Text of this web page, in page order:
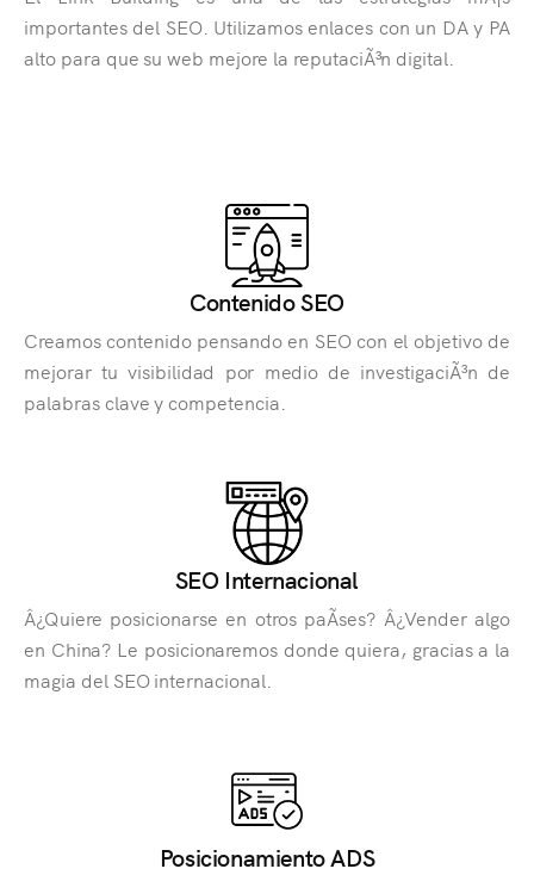
importantes del SEO. Utilizamos enlaces con un DA y PA
alto para que su web mejore la reputaciÃ³n digital.
Contenido SEO
Creamos contenido pensando en SEO con el objetivo de
mejorar tu visibilidad por medio de investigaciÃ³n de
palabras clave y competencia.
SEO Internacional
Â¿Quiere posicionarse en otros paÃ­ses? Â¿Vender algo
en China? Le posicionaremos donde quiera, gracias a la
magia del SEO internacional.
Posicionamiento ADS